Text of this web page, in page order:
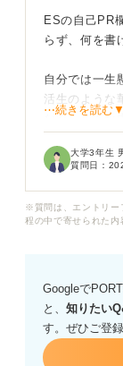
ESの自己PR
らず、何を書
自分では一生
活生のような
なく、こん
なものなのか
すか？ またそ
己PRを作成
す。
⋯続きを読む▼
大学3年生
質問日：
※質問は、エントリー
程の中で寄せられた
Googleで
と、 知りたい
す。ぜひご登